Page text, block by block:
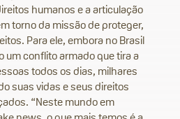
humanos e a articulação
torno da missão de proteger,
Para ele, embora no Brasil
um conflito armado que tira a
todos os dias, milhares
suas vidas e seus direitos
“Neste mundo em